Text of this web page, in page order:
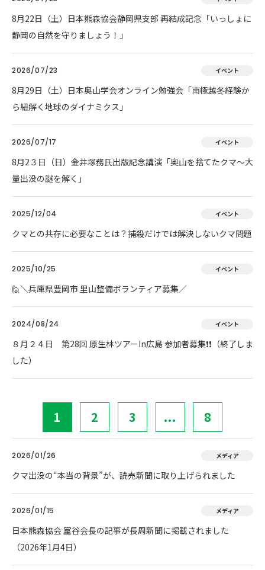
8月22日（土）日本熊森協会静岡県支部 再結成記念「いっしょに
静岡の自然を守りましょう！」
2026/07/23 イベント
8月29日（土）日本奥山学会オンライン勉強会「南極越冬経験か
ら紐解く地球のダイナミクス」
2026/07/17 イベント
8月2３日（日）金井塚務氏出版記念講演「奥山を捨てたクマ～大
量出没の謎を解く」
2025/12/04 イベント
クマとの共存に必要なことは？捕殺だけでは解決しないクマ問題
2025/10/25 イベント
🙋＼兵庫県豊岡市 里山整備ボランティア募集／
2024/08/24 イベント
８月２４日 第28回 原生林ツアーIn広島 参加者募集❗❗（終了しま
した）
1 2 3 ... 8
2026/01/26 メディア
クマ出没の“本当の背景”が、読売新聞に取り上げられました
2026/01/15 メディア
日本熊森協会 室谷会長の記事が長周新聞に掲載されました
（2026年1月4日）